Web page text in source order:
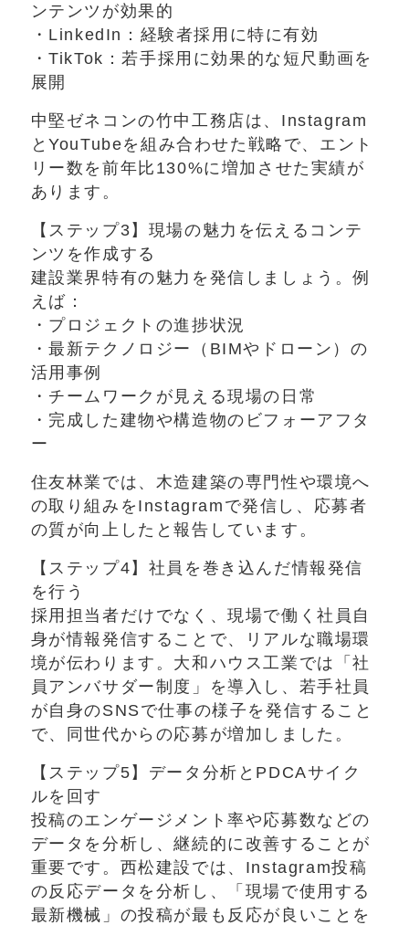
ンテンツが効果的
・LinkedIn：経験者採用に特に有効
・TikTok：若手採用に効果的な短尺動画を
展開
中堅ゼネコンの竹中工務店は、Instagram
とYouTubeを組み合わせた戦略で、エント
リー数を前年比130%に増加させた実績が
あります。
【ステップ3】現場の魅力を伝えるコンテ
ンツを作成する
建設業界特有の魅力を発信しましょう。例
えば：
・プロジェクトの進捗状況
・最新テクノロジー（BIMやドローン）の
活用事例
・チームワークが見える現場の日常
・完成した建物や構造物のビフォーアフタ
ー
住友林業では、木造建築の専門性や環境へ
の取り組みをInstagramで発信し、応募者
の質が向上したと報告しています。
【ステップ4】社員を巻き込んだ情報発信
を行う
採用担当者だけでなく、現場で働く社員自
身が情報発信することで、リアルな職場環
境が伝わります。大和ハウス工業では「社
員アンバサダー制度」を導入し、若手社員
が自身のSNSで仕事の様子を発信すること
で、同世代からの応募が増加しました。
【ステップ5】データ分析とPDCAサイク
ルを回す
投稿のエンゲージメント率や応募数などの
データを分析し、継続的に改善することが
重要です。西松建設では、Instagram投稿
の反応データを分析し、「現場で使用する
最新機械」の投稿が最も反応が良いことを